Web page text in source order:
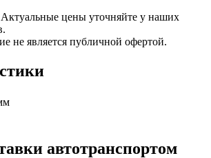
цены уточняйте у наших
не является публичной офертой.
автотранспортом